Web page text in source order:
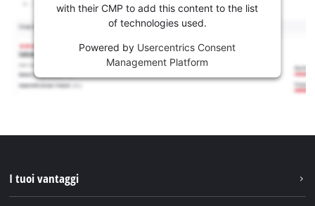
with their CMP to add this content to the list
of technologies used.
Powered by Usercentrics Consent
Management Platform
I tuoi vantaggi